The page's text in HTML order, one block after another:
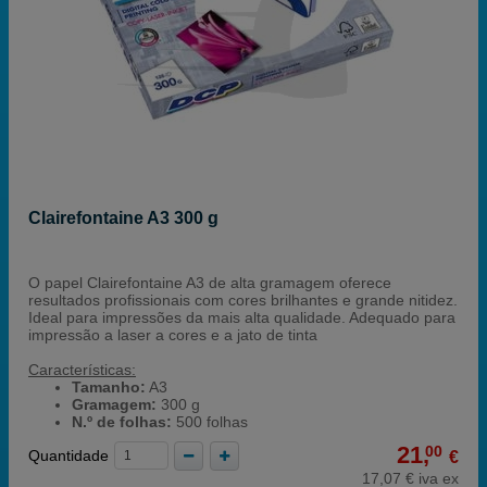
Clairefontaine A3 300 g
O papel Clairefontaine A3 de alta gramagem oferece
resultados profissionais com cores brilhantes e grande nitidez.
Ideal para impressões da mais alta qualidade. Adequado para
impressão a laser a cores e a jato de tinta
Características:
Tamanho: A3
Gramagem: 300 g
N.º de folhas: 500 folhas
Quantidade
21,00 €
17,07 € iva ex